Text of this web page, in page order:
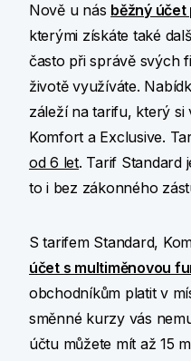
Nově u nás běžný
kterými získáte také
často při správě svých
životě využíváte.
záleží na tarifu, který si
Komfort a Exclusive.
od 6 let. Tarif Standard
to i bez zákonného
S tarifem Standard,
účet s multiměnovou
obchodníkům platit v
směnné kurzy vás
účtu můžete mít až 15